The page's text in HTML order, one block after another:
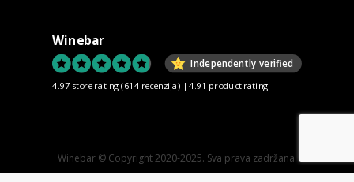
Winebar
Independently verified
4.97 store rating (614 recenzija) |4.91 product rating
Winebar © Copyright 2020-2025. Sva prava zadržana.